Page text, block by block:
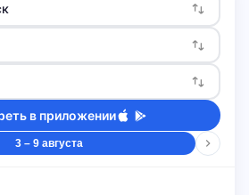
в приложении
3 – 9 августа